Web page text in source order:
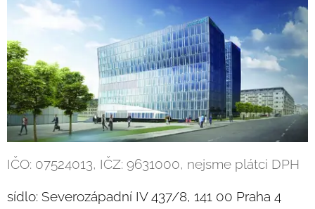
IČO: 07524013, IČZ: 9631000, nejsme plátci DPH
sídlo: Severozápadní IV 437/8, 141 00 Praha 4